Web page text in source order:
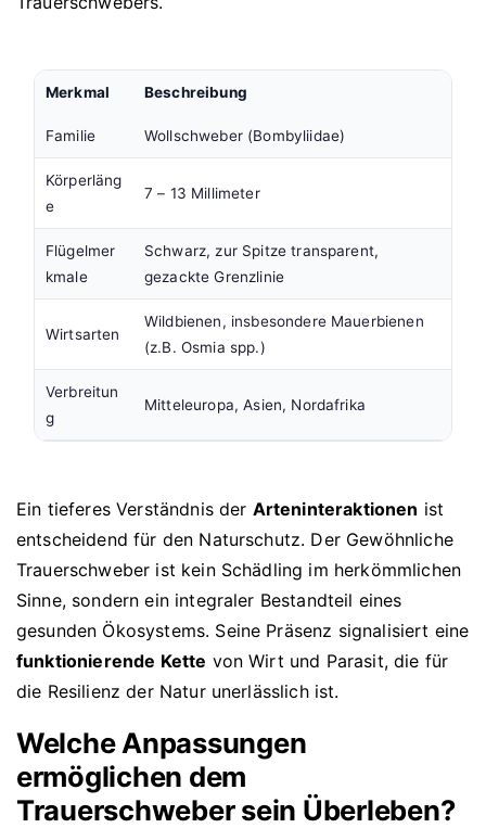
Merkmal Beschreibung
Familie Wollschweber (Bombyliidae)
Körperläng
e
7 – 13 Millimeter
Flügelmer
kmale
Schwarz, zur Spitze transparent,
gezackte Grenzlinie
Wirtsarten
Wildbienen, insbesondere Mauerbienen
(z.B. Osmia spp.)
Verbreitun
g
Mitteleuropa, Asien, Nordafrika
Ein tieferes Verständnis der Arteninteraktionen ist
entscheidend für den Naturschutz. Der Gewöhnliche
Trauerschweber ist kein Schädling im herkömmlichen
Sinne, sondern ein integraler Bestandteil eines
gesunden Ökosystems. Seine Präsenz signalisiert eine
funktionierende Kette von Wirt und Parasit, die für
die Resilienz der Natur unerlässlich ist.
Welche Anpassungen
ermöglichen dem
Trauerschweber sein Überleben?